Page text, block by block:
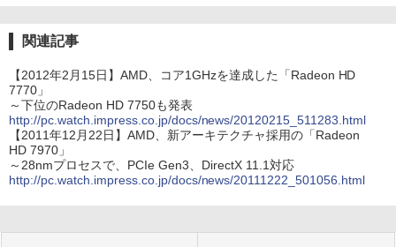
関連記事
【2012年2月15日】AMD、コア1GHzを達成した「Radeon HD
7770」
～下位のRadeon HD 7750も発表
http://pc.watch.impress.co.jp/docs/news/20120215_511283.html
【2011年12月22日】AMD、新アーキテクチャ採用の「Radeon
HD 7970」
～28nmプロセスで、PCIe Gen3、DirectX 11.1対応
http://pc.watch.impress.co.jp/docs/news/20111222_501056.html